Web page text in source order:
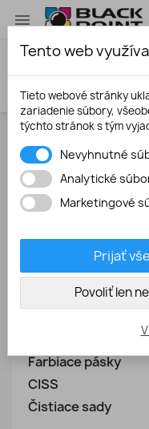

search
PRODUKTY
Atramentové
Tonery
Fotopapiere
Faxové fólie (TTR)
Farbiace pásky
CISS
Čistiace sady
Tento web
Tieto webové stránky
zariadenie súbory,
týchto stránok s tým
Nevyhnutné
Analytické
Marketingové
Prijať
Povoliť len